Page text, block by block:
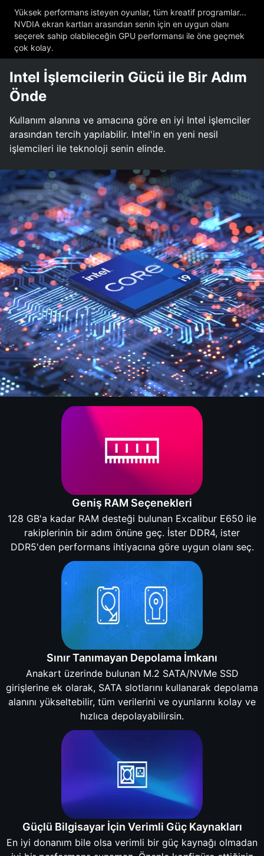
Yüksek performans isteyen oyunlar, tüm kreatif programlar...
NVDIA ekran kartları arasından senin için en uygun olanı
seçerek sahip olabileceğin GPU performansı ile öne geçmek
çok kolay.
Intel İşlemcilerin Gücü ile Bir Adım
Önde
Kullanım alanına ve amacına göre en iyi Intel işlemciler
arasından tercih yapılabilir. Intel'in en yeni nesil
işlemcileri ile teknoloji senin elinde.
Geniş RAM Seçenekleri
128 GB'a kadar RAM desteği bulunan Excalibur E650 ile
rakiplerinin bir adım önüne geç. İster DDR4, ister
DDR5'den performans ihtiyacına göre uygun olanı seç.
Sınır Tanımayan Depolama İmkanı
Anakart üzerinde bulunan M.2 SATA/NVMe SSD
girişlerine ek olarak, SATA slotlarını kullanarak depolama
alanını yükseltebilir, tüm verilerini ve oyunlarını kolay ve
hızlıca depolayabilirsin.
Güçlü Bilgisayar İçin Verimli Güç Kaynakları
En iyi donanım bile olsa verimli bir güç kaynağı olmadan